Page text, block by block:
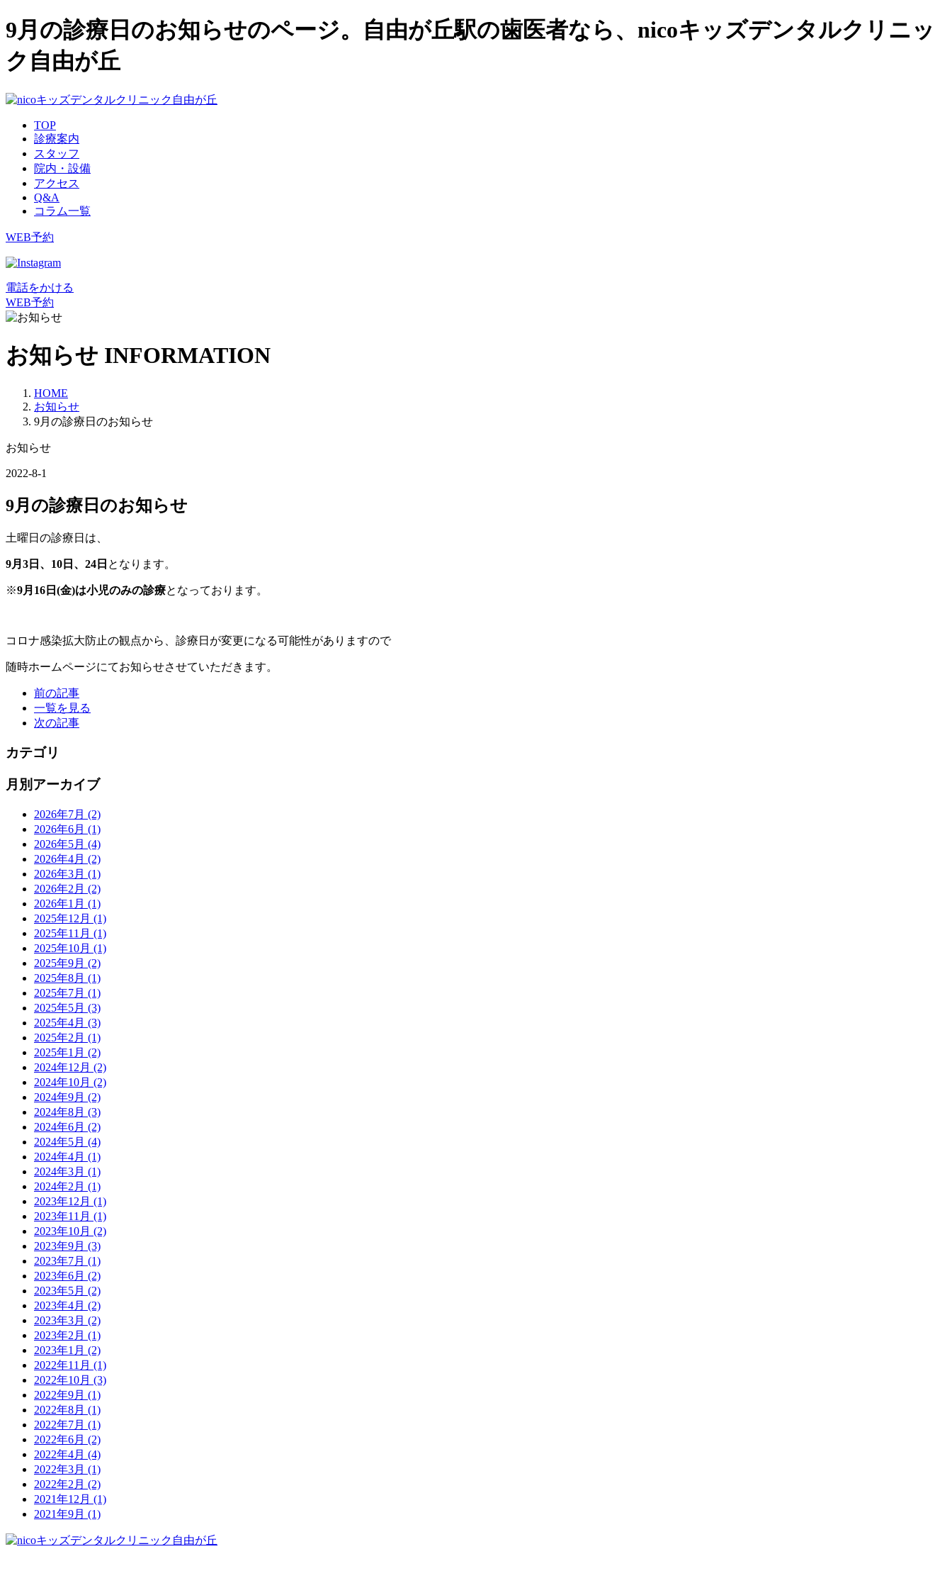
9月の診療日のお知らせのページ。自由が丘駅の歯医者なら、nicoキッズデンタルクリニッ
ク自由が丘
TOP
診療案内
スタッフ
院内・設備
アクセス
Q&A
コラム一覧
WEB予約
電話をかける
WEB予約
お知らせ INFORMATION
HOME
お知らせ
9月の診療日のお知らせ
お知らせ
2022-8-1
9月の診療日のお知らせ
土曜日の診療日は、
9月3日、10日、24日 となります。
※9月16日(金)は小児のみの診療となっております。
コロナ感染拡大防止の観点から、診療日が変更になる可能性がありますので
随時ホームページにてお知らせさせていただきます。
前の記事
一覧を見る
次の記事
カテゴリ
月別アーカイブ
2026年7月 (2)
2026年6月 (1)
2026年5月 (4)
2026年4月 (2)
2026年3月 (1)
2026年2月 (2)
2026年1月 (1)
2025年12月 (1)
2025年11月 (1)
2025年10月 (1)
2025年9月 (2)
2025年8月 (1)
2025年7月 (1)
2025年5月 (3)
2025年4月 (3)
2025年2月 (1)
2025年1月 (2)
2024年12月 (2)
2024年10月 (2)
2024年9月 (2)
2024年8月 (3)
2024年6月 (2)
2024年5月 (4)
2024年4月 (1)
2024年3月 (1)
2024年2月 (1)
2023年12月 (1)
2023年11月 (1)
2023年10月 (2)
2023年9月 (3)
2023年7月 (1)
2023年6月 (2)
2023年5月 (2)
2023年4月 (2)
2023年3月 (2)
2023年2月 (1)
2023年1月 (2)
2022年11月 (1)
2022年10月 (3)
2022年9月 (1)
2022年8月 (1)
2022年7月 (1)
2022年6月 (2)
2022年4月 (4)
2022年3月 (1)
2022年2月 (2)
2021年12月 (1)
2021年9月 (1)